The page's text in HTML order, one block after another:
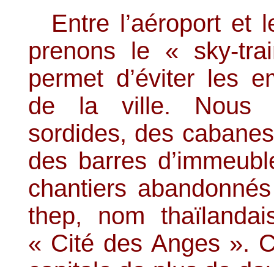
Entre l’aéroport et
prenons le « sky-
permet d’éviter les
de la ville. Nous
sordides, des
des barres
chantiers
thep, nom
« Cité des Anges ».